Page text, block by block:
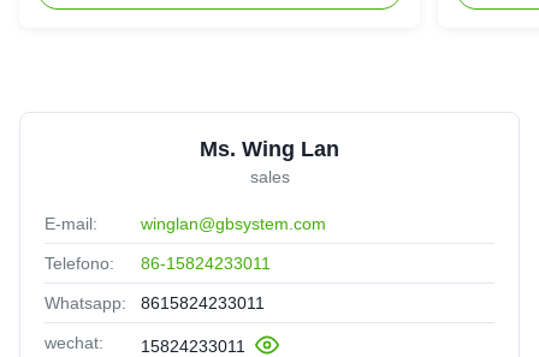
Ms. Wing Lan
sales
E-mail: winglan@gbsystem.com
Telefono: 86-15824233011
Whatsapp: 8615824233011
wechat: 15824233011